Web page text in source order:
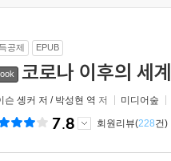
공제 EPUB
코로나 이후의 세계
슨 솅커 저 / 박성현 역 저 미디어숲
7.8 회원리뷰(228건)